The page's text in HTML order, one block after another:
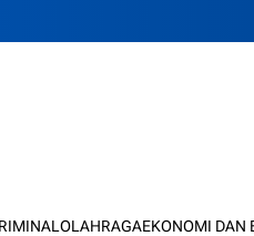
OLAHRAGAEKONOMI DAN